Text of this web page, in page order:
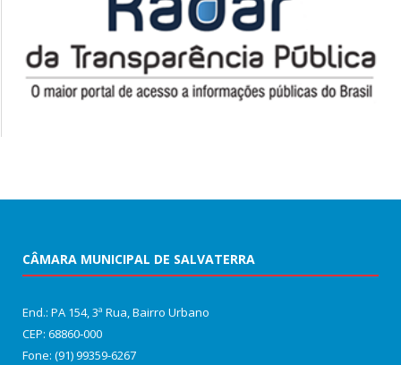
CÂMARA MUNICIPAL DE SALVATERRA
End.: PA 154, 3ª Rua, Bairro Urbano
CEP: 68860‑000
Fone: (91) 99359-6267